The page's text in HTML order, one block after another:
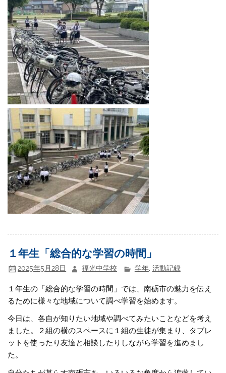
１年生「総合的な学習の時間」
2025年5月28日 福光中学校 学年, 活動記録
１年生の「総合的な学習の時間」では、南砺市の魅力を伝え
るために様々な地域について調べ学習を始めます。
今日は、各自が知りたい地域や調べてみたいことなどを考え
ました。２組の横のスペースに１組の生徒が集まり、タブレ
ットを使ったり友達と相談したりしながら学習を進めまし
た。